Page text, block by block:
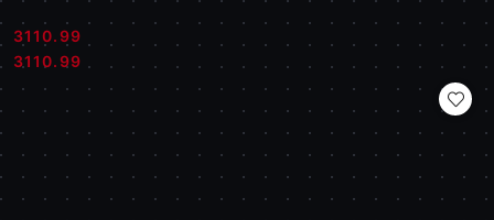
Cena:
3110.99
Cena:
3110.99